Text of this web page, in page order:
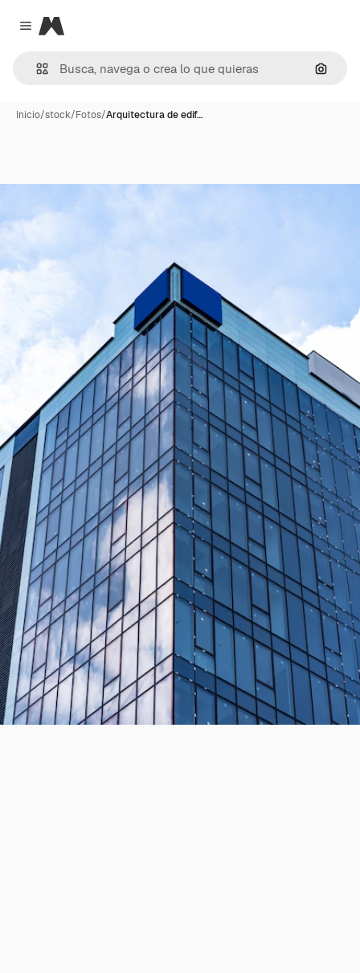
Close menu
Magnific
Inicio/stock/Fotos/Arquitectura de edif…